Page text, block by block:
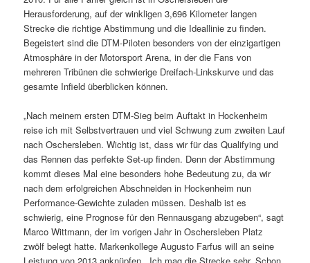
Herausforderung, auf der winkligen 3,696 Kilometer langen
Strecke die richtige Abstimmung und die Ideallinie zu finden.
Begeistert sind die DTM-Piloten besonders von der einzigartigen
Atmosphäre in der Motorsport Arena, in der die Fans von
mehreren Tribünen die schwierige Dreifach-Linkskurve und das
gesamte Infield überblicken können.
„Nach meinem ersten DTM-Sieg beim Auftakt in Hockenheim
reise ich mit Selbstvertrauen und viel Schwung zum zweiten Lauf
nach Oschersleben. Wichtig ist, dass wir für das Qualifying und
das Rennen das perfekte Set-up finden. Denn der Abstimmung
kommt dieses Mal eine besonders hohe Bedeutung zu, da wir
nach dem erfolgreichen Abschneiden in Hockenheim nun
Performance-Gewichte zuladen müssen. Deshalb ist es
schwierig, eine Prognose für den Rennausgang abzugeben“, sagt
Marco Wittmann, der im vorigen Jahr in Oschersleben Platz
zwölf belegt hatte. Markenkollege Augusto Farfus will an seine